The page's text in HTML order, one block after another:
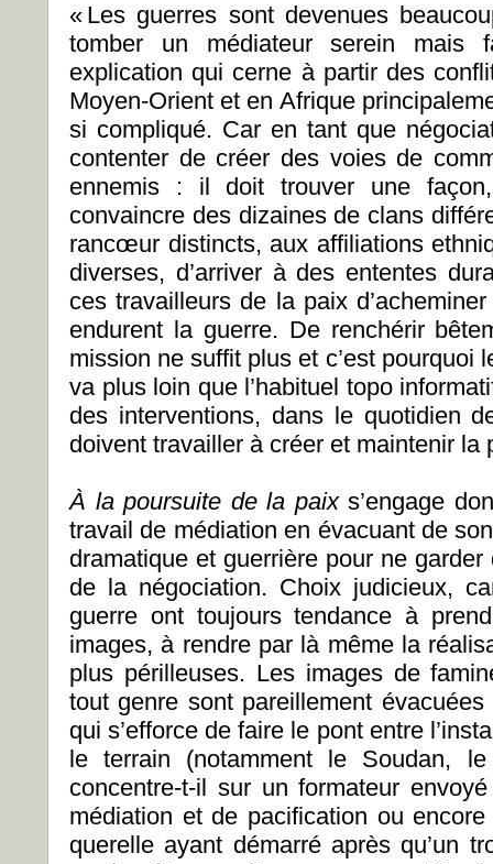
« Les guerres sont devenues
tomber un médiateur serein mais
explication qui cerne à partir des
Moyen-Orient et en Afrique
si compliqué. Car en tant que
contenter de créer des voies de
ennemis : il doit trouver une
convaincre des dizaines de clans
rancœur distincts, aux affiliations
diverses, d’arriver à des ententes
ces travailleurs de la paix
endurent la guerre. De renchérir
mission ne suffit plus et c’est pourquoi
va plus loin que l’habituel topo
des interventions, dans le quotidien
doivent travailler à créer et maintenir la
À la poursuite de la paixs’engage
travail de médiation en évacuant de
dramatique et guerrière pour ne
de la négociation. Choix judicieux,
guerre ont toujours tendance à
images, à rendre par là même la
plus périlleuses. Les images de
tout genre sont pareillement
qui s’efforce de faire le pont entre
le terrain (notamment le Soudan,
concentre-t-il sur un formateur
médiation et de pacification ou
querelle ayant démarré après qu’un